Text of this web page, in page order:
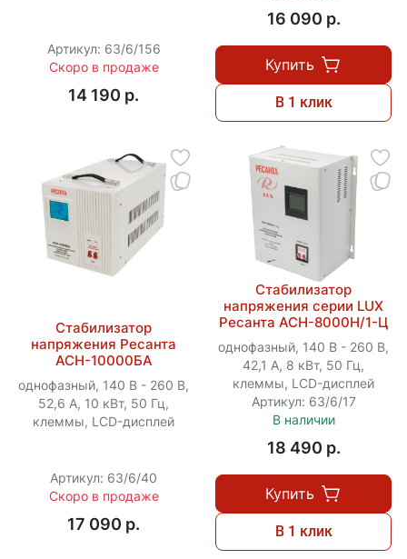
Артикул: 63/6/156
Скоро в продаже
14 190 p.
16 090 p.
Купить
В 1 клик
Стабилизатор
напряжения Ресанта
АСН-10000БА
однофазный, 140 В - 260 В,
52,6 А, 10 кВт, 50 Гц,
клеммы, LCD-дисплей
Артикул: 63/6/40
Скоро в продаже
17 090 p.
Стабилизатор
напряжения серии LUX
Ресанта АСН-8000Н/1-Ц
однофазный, 140 В - 260 В,
42,1 А, 8 кВт, 50 Гц,
клеммы, LCD-дисплей
Артикул: 63/6/17
В наличии
18 490 p.
Купить
В 1 клик